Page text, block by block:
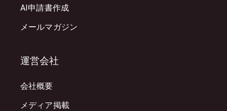
AI申請書作成
メールマガジン
運営会社
会社概要
メディア掲載